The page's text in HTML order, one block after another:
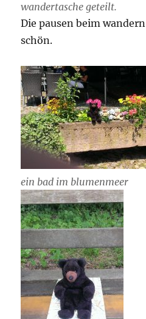
wandertasche geteilt.
Die pausen beim
schön.
ein bad im blumenmeer